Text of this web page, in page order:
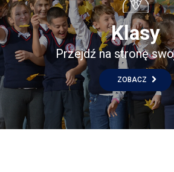
Klasy
Przejdź na stronę
ZOBACZ